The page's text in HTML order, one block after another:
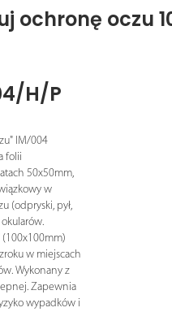
ochronę oczu
H/P
IM/004
folii
50x50mm,
w
(odpryski, pył,
(100x100mm)
w miejscach
Wykonany z
Zapewnia
wypadków i